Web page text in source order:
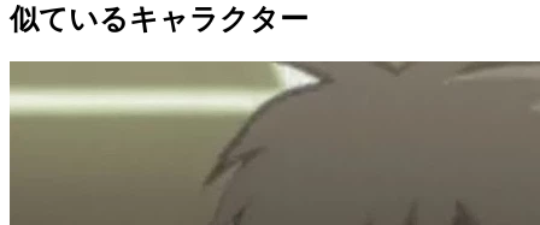
似ているキャラクター